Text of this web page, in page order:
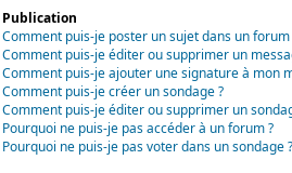
Publication
Comment puis-je poster un sujet dans un forum
Comment puis-je éditer ou supprimer un
Comment puis-je ajouter une signature à mon
Comment puis-je créer un sondage ?
Comment puis-je éditer ou supprimer un
Pourquoi ne puis-je pas accéder à un forum ?
Pourquoi ne puis-je pas voter dans un sondage ?